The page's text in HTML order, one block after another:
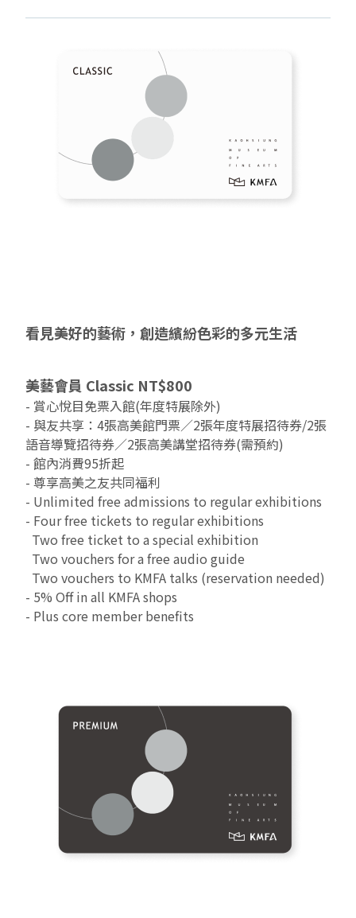
南島當代記憶工程│資料庫
2022高雄獎
2021 TAKAO．台客．南方HUE：李俊賢
2021高雄獎
感動兔 高美特展
感動牛 高美特展
畫想想‧想畫畫
尋寶高雄 - 校園推廣教材
看見美好的藝術，創造繽紛色彩的多元生活
美藝會員 Classic NT$800
- 賞心悅目免票入館(年度特展除外)
- 與友共享：4張高美館門票／2張年度特展招待券/2張
語音導覽招待券／2張高美講堂招待券(需預約)
- 館內消費95折起
- 尊享高美之友共同福利
- Unlimited free admissions to regular exhibitions
- Four free tickets to regular exhibitions
Two free ticket to a special exhibition
Two vouchers for a free audio guide
Two vouchers to KMFA talks (reservation needed)
- 5% Off in all KMFA shops
- Plus core member benefits